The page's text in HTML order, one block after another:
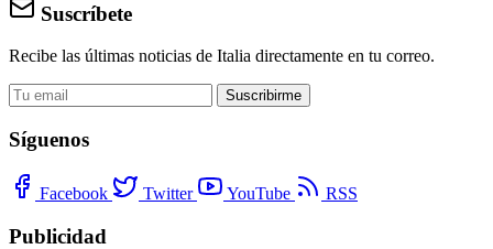
Suscríbete
Recibe las últimas noticias de Italia directamente en tu correo.
Suscribirme
Síguenos
Facebook Twitter YouTube RSS
Publicidad